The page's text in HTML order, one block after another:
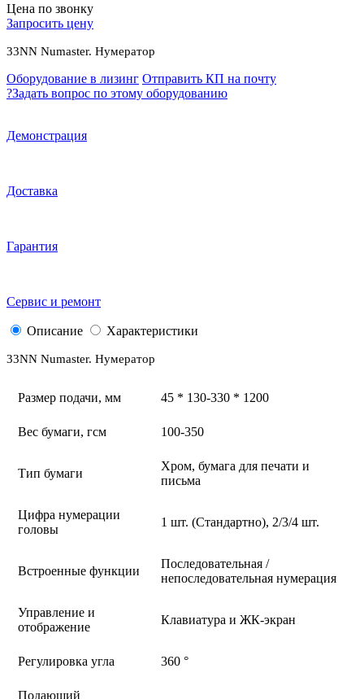
Цена по звонку
Запросить цену
33NN Numaster. Hумератор
Оборудование в лизинг Отправить КП на почту
?Задать вопрос по этому оборудованию
Демонстрация
Доставка
Гарантия
Сервис и ремонт
Описание Характеристики
33NN Numaster. Hумератор
Размер подачи, мм 45 * 130-330 * 1200
Вес бумаги, гсм 100-350
Тип бумаги
Хром, бумага для печати и
письма
Цифра нумерации
головы
1 шт. (Стандартно), 2/3/4 шт.
Встроенные функции
Последовательная /
непоследовательная нумерация
Управление и
отображение
Клавиатура и ЖК-экран
Регулировка угла 360 °
Подающий